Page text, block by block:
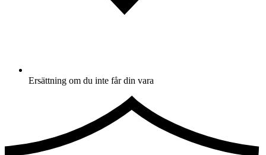
Ersättning om du inte får din vara